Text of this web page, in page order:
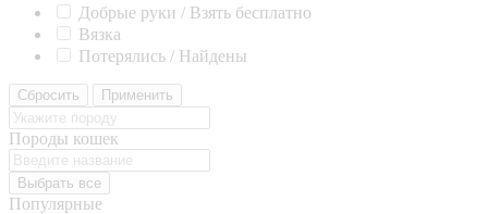
Добрые руки / Взять бесплатно
Вязка
Потерялись / Найдены
Сбросить Применить
Породы кошек
Выбрать все
Популярные